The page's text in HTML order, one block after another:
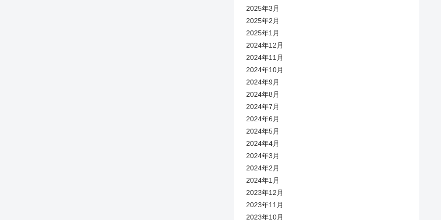
2025年3月
2025年2月
2025年1月
2024年12月
2024年11月
2024年10月
2024年9月
2024年8月
2024年7月
2024年6月
2024年5月
2024年4月
2024年3月
2024年2月
2024年1月
2023年12月
2023年11月
2023年10月